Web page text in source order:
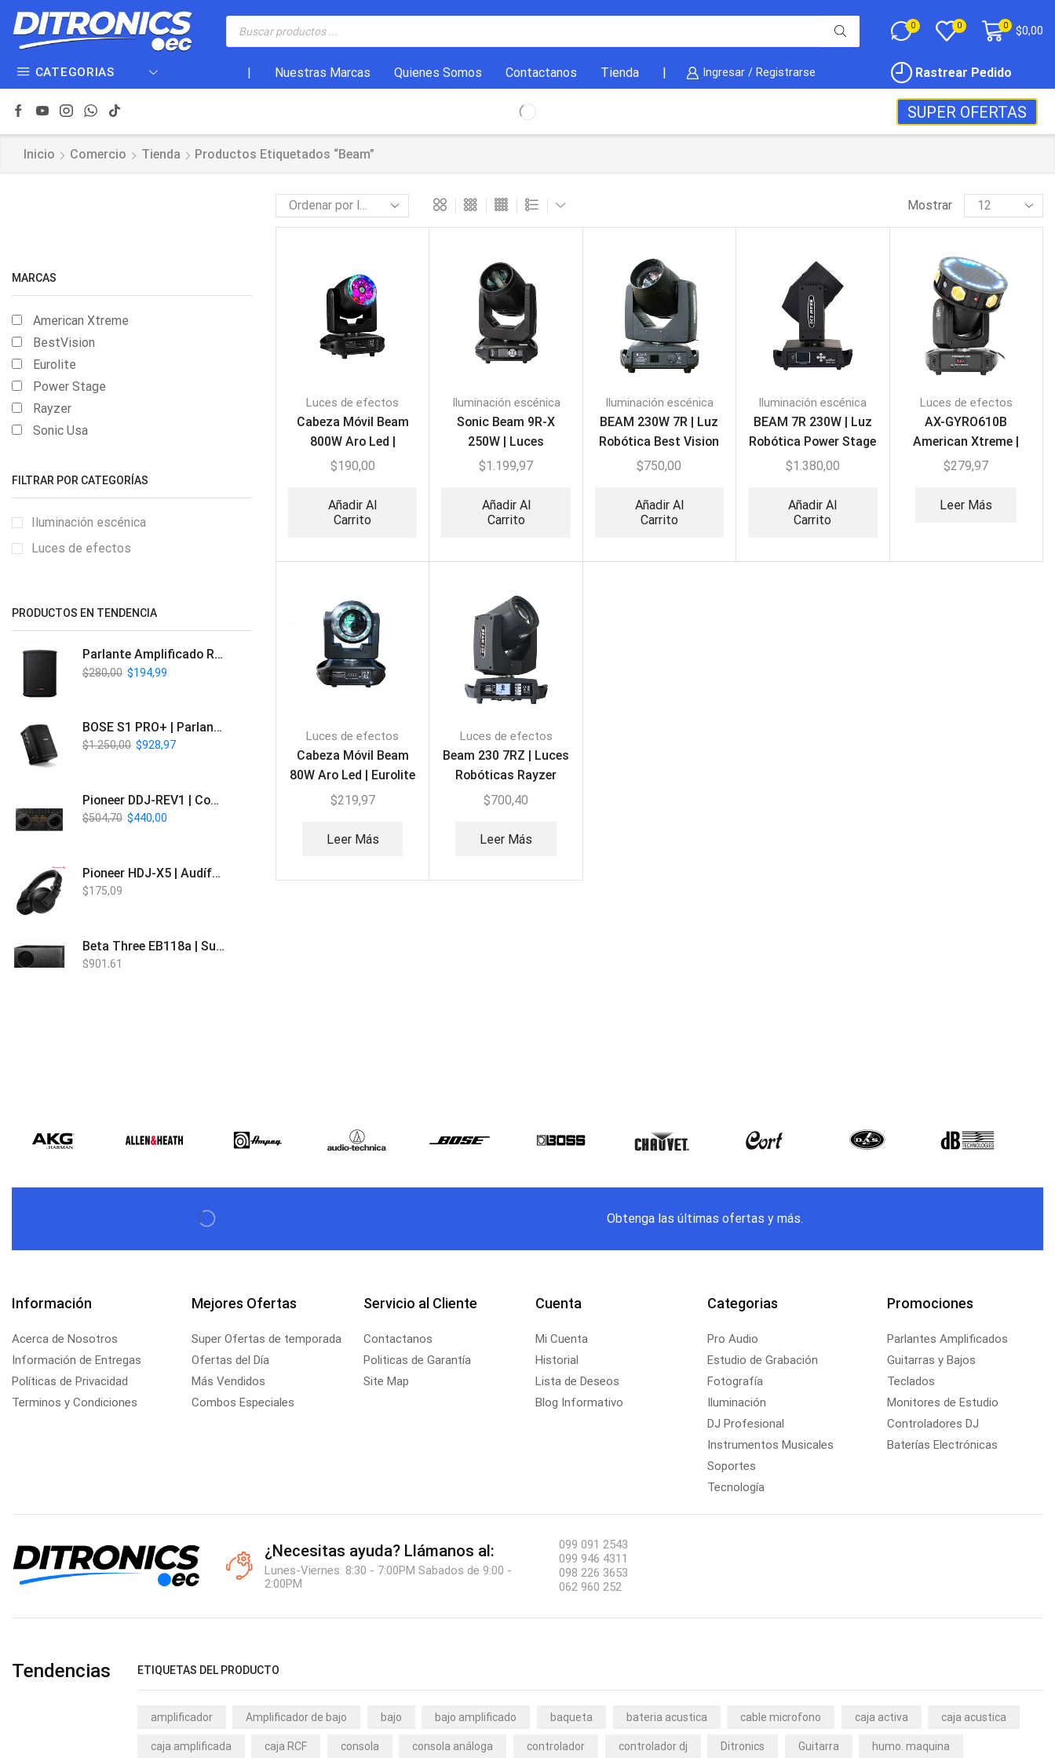
0 0 0 $0,00
CATEGORIAS Nuestras Marcas Quienes Somos Contactanos Tienda Ingresar / Registrarse Rastrear Pedido
SUPER OFERTAS
Inicio Comercio Tienda Productos Etiquetados “beam”
Mostrar
Luces de efectos
Cabeza Móvil Beam
800W Aro Led |
Eurolite Euro-MH96
$190,00
Añadir Al
Carrito
Iluminación escénica
Sonic Beam 9R-X
250W | Luces
Robóticas (PAR)
$1.199,97
Añadir Al
Carrito
Iluminación escénica
BEAM 230W 7R | Luz
Robótica Best Vision
$750,00
Añadir Al
Carrito
Iluminación escénica
BEAM 7R 230W | Luz
Robótica Power Stage
PS-MH002 (PAR)
$1.380,00
Añadir Al
Carrito
Luces de efectos
AX-GYRO610B
American Xtreme |
Luz Robótica Giro
$279,97
Leer Más
Luces de efectos
Cabeza Móvil Beam
80W Aro Led | Eurolite
Euro-MH92
$219,97
Leer Más
Luces de efectos
Beam 230 7RZ | Luces
Robóticas Rayzer
$700,40
Leer Más
MARCAS
American Xtreme
BestVision
Eurolite
Power Stage
Rayzer
Sonic Usa
FILTRAR POR CATEGORÍAS
Iluminación escénica
Luces de efectos
PRODUCTOS EN TENDENCIA
Parlante Amplificado Recargable BT | Italy Audio ITL-PRO11
$280,00 $194,99
BOSE S1 PRO+ | Parlante Profesional PA Inalámbrico
$1.250,00 $928,97
Pioneer DDJ-REV1 | Controlador DJ de 2 canales estilo Scratch
$504,70 $440,00
Pioneer HDJ-X5 | Audífonos para DJ
$175,09
Beta Three EB118a | Sub Bajo Activo
$901,61
Obtenga las últimas ofertas y más.
Información
Acerca de Nosotros
Información de Entregas
Políticas de Privacidad
Terminos y Condiciones
Mejores Ofertas
Super Ofertas de temporada
Ofertas del Día
Más Vendidos
Combos Especiales
Servicio al Cliente
Contactanos
Politicas de Garantía
Site Map
Cuenta
Mi Cuenta
Historial
Lista de Deseos
Blog Informativo
Categorias
Pro Audio
Estudio de Grabación
Fotografía
Iluminación
DJ Profesional
Instrumentos Musicales
Soportes
Tecnología
Promociones
Parlantes Amplificados
Guitarras y Bajos
Teclados
Monitores de Estudio
Controladores DJ
Baterías Electrónicas
¿Necesitas ayuda? Llámanos al:
Lunes-Viernes: 8:30 - 7:00PM Sabados de 9:00 -
2:00PM
099 091 2543
099 946 4311
098 226 3653
062 960 252
Tendencias ETIQUETAS DEL PRODUCTO
amplificador Amplificador de bajo bajo bajo amplificado baqueta bateria acustica cable microfono caja activa caja acustica
caja amplificada caja RCF consola consola análoga controlador controlador dj Ditronics Guitarra humo. maquina